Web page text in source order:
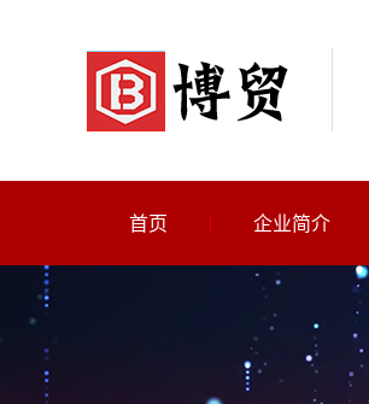
首页 企业简介